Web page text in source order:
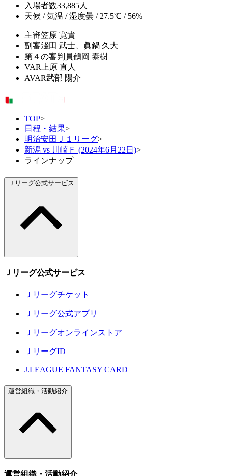
入場者数33,885人
天候 / 気温 / 湿度曇 / 27.5℃ / 56%
主審笠原 寛貴
副審淺田 武士、眞鍋 久大
第４の審判員鶴岡 泰樹
VAR 上原 直人
AVAR武部 陽介
TOP>
日程・結果>
明治安田Ｊ１リーグ>
新潟 vs 川崎Ｆ (2024年6月22日)>
ラインナップ
Ｊリーグ公式サービス
Ｊリーグ公式サービス
Ｊリーグチケット
Ｊリーグ公式アプリ
Ｊリーグオンラインストア
ＪリーグID
J.LEAGUE FANTASY CARD
運営組織・活動紹介